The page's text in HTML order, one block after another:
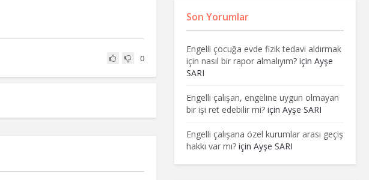
0
Son Yorumlar
Engelli çocuğa evde fizik tedavi aldırmak
için nasıl bir rapor almalıyım?için Ayşe
SARI
Engelli çalışan, engeline uygun olmayan
bir işi ret edebilir mi?için Ayşe SARI
Engelli çalışana özel kurumlar arası geçiş
hakkı var mı?için Ayşe SARI